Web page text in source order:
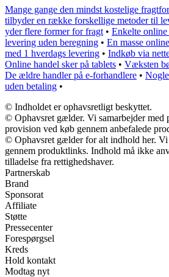
Mange gange den mindst kostelige
tilbyder en række forskellige metoder til
yder flere former for fragt • Enkelte online
levering uden beregning • En masse
med 1 hverdags levering • Indkøb via
Online handel sker på tablets • Væksten
De ældre handler på e-forhandlere •
uden betaling •
© Indholdet er ophavsretligt beskyttet.
© Ophavsret gælder. Vi samarbejder med
provision ved køb gennem anbefalede
© Ophavsret gælder for alt indhold her. Vi
gennem produktlinks. Indhold må ikke
tilladelse fra rettighedshaver.
Partnerskab
Brand
Sponsorat
Affiliate
Støtte
Pressecenter
Forespørgsel
Kreds
Hold kontakt
Modtag nyt